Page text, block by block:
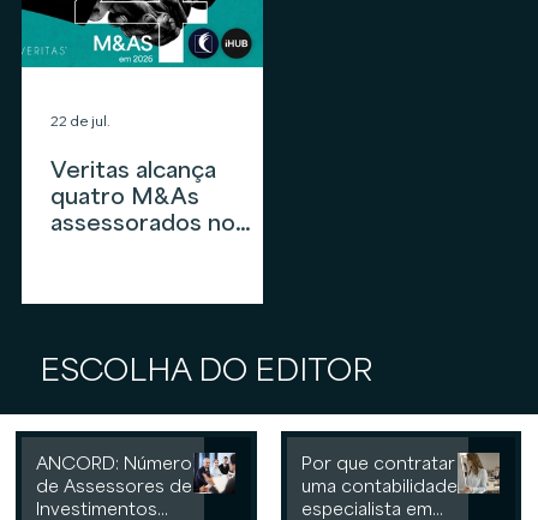
Veritas alcança
quatro M&As
assessorados no
investimentos em
22 de jul.
ESCOLHA DO EDITOR
ANCORD: Número
de Assessores de
Investimentos
Por que contratar
uma contabilidade
especialista em